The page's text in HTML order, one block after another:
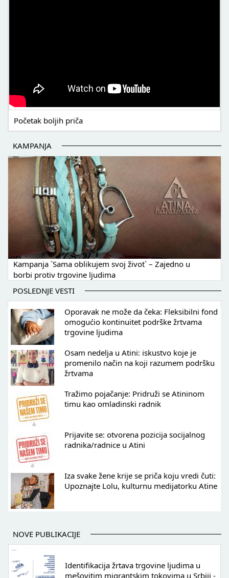
Početak boljih priča
KAMPANJA
Kampanja `Sama oblikujem svoj život` – Zajedno u
borbi protiv trgovine ljudima
POSLEDNJE VESTI
Oporavak ne može da čeka: Fleksibilni fond
omogućio kontinuitet podrške žrtvama
trgovine ljudima
Osam nedelja u Atini: iskustvo koje je
promenilo način na koji razumem podršku
žrtvama
Tražimo pojačanje: Pridruži se Atininom
timu kao omladinski radnik
Prijavite se: otvorena pozicija socijalnog
radnika/radnice u Atini
Iza svake žene krije se priča koju vredi čuti:
Upoznajte Lolu, kulturnu medijatorku Atine
NOVE PUBLIKACIJE
Identifikacija žrtava trgovine ljudima u
mešovitim migrantskim tokovima u Srbiji -